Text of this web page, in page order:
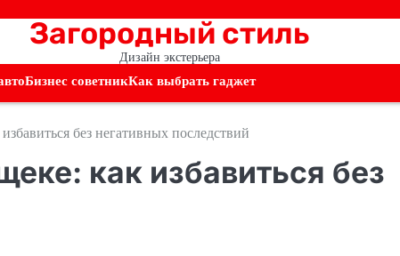
Загородный стиль
Дизайн экстерьера
Бизнес советникКак выбрать гаджет
без негативных последствий
как избавиться без